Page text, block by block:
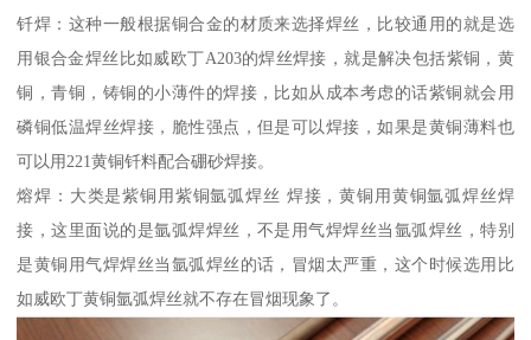
钎焊：这种一般根据铜合金的材质来选择焊丝，比较通用的就是选
用银合金焊丝比如威欧丁A203的焊丝焊接，就是解决包括紫铜，黄
铜，青铜，铸铜的小薄件的焊接，比如从成本考虑的话紫铜就会用
磷铜低温焊丝焊接，脆性强点，但是可以焊接，如果是黄铜薄料也
可以用221黄铜钎料配合硼砂焊接。
熔焊：大类是紫铜用紫铜氩弧焊丝 焊接，黄铜用黄铜氩弧焊丝焊
接，这里面说的是氩弧焊焊丝，不是用气焊焊丝当氩弧焊丝，特别
是黄铜用气焊焊丝当氩弧焊丝的话，冒烟太严重，这个时候选用比
如威欧丁黄铜氩弧焊丝就不存在冒烟现象了。